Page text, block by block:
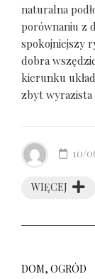
naturalna
porównaniu z
spokojniejszy
dobra
kierunku
zbyt wyrazista
WIĘCEJ
10/
DOM, OGRÓD